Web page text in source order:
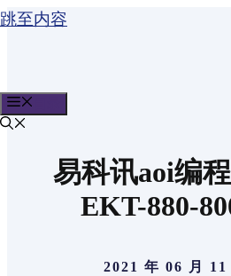
跳至内容
易科讯aoi编
EKT-880-
2021 年 06 月 11